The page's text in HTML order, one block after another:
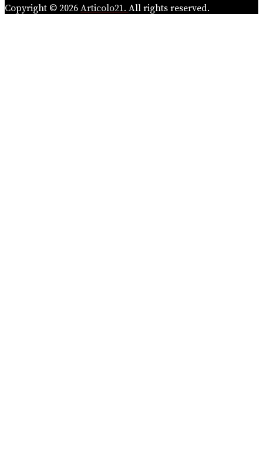
Copyright © 2026 Articolo21. All rights reserved.